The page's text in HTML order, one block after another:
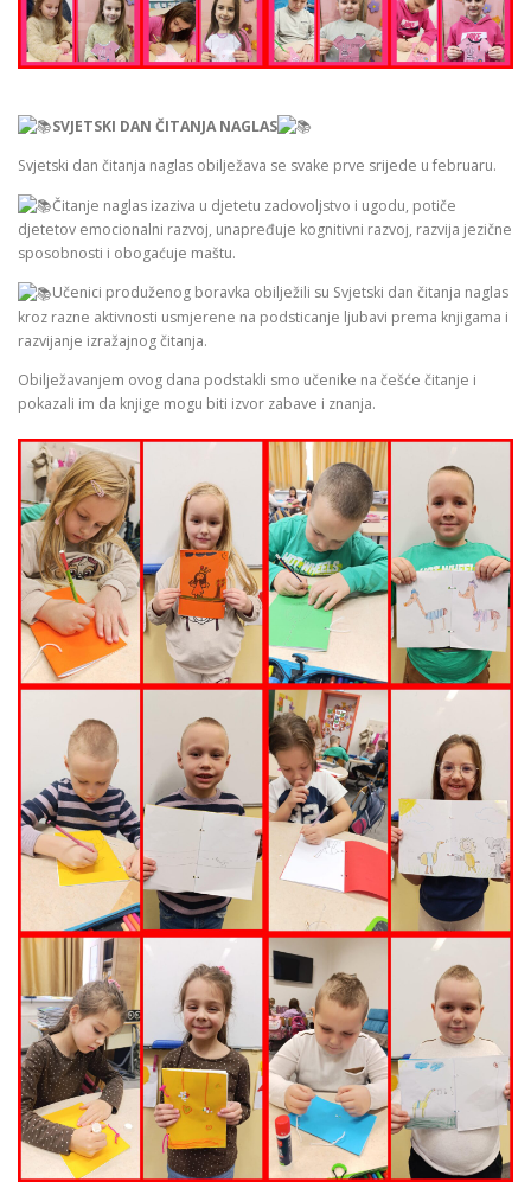
SVJETSKI DAN ČITANJA NAGLAS
Svjetski dan čitanja naglas obilježava se svake prve srijede u februaru.
Čitanje naglas izaziva u djetetu zadovoljstvo i ugodu, potiče
djetetov emocionalni razvoj, unapređuje kognitivni razvoj, razvija jezične
sposobnosti i obogaćuje maštu.
Učenici produženog boravka obilježili su Svjetski dan čitanja naglas
kroz razne aktivnosti usmjerene na podsticanje ljubavi prema knjigama i
razvijanje izražajnog čitanja.
Obilježavanjem ovog dana podstakli smo učenike na češće čitanje i
pokazali im da knjige mogu biti izvor zabave i znanja.